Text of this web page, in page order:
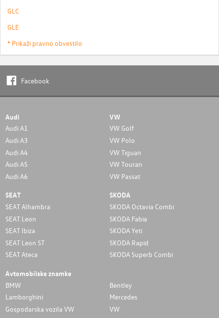
GLC
GLE
* Prikaži pravno obvestilo
Facebook
Audi
Audi A1
Audi A3
Audi A4
Audi A5
Audi A6
VW
VW Golf
VW Polo
VW Tiguan
VW Touran
VW Passat
SEAT
SEAT Alhambra
SEAT Leon
SEAT Ibiza
SEAT Leon ST
SEAT Ateca
SKODA
SKODA Octavia Combi
SKODA Fabia
SKODA Yeti
SKODA Rapid
SKODA Superb Combi
Avtomobilske znamke
BMW
Bentley
Lamborghini
Mercedes
Gospodarska vozila VW
VW